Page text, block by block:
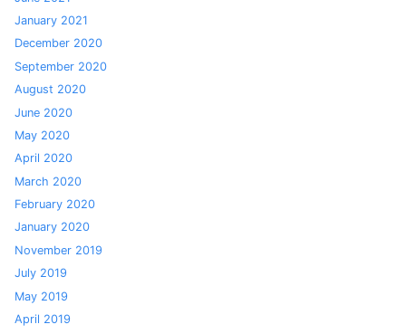
January 2021
December 2020
September 2020
August 2020
June 2020
May 2020
April 2020
March 2020
February 2020
January 2020
November 2019
July 2019
May 2019
April 2019